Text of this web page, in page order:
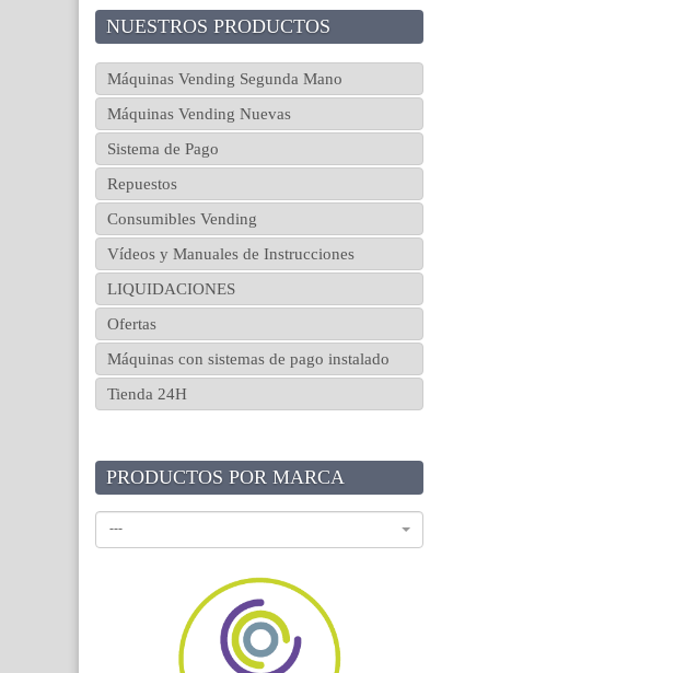
NUESTROS PRODUCTOS
Máquinas Vending Segunda Mano
Máquinas Vending Nuevas
Sistema de Pago
Repuestos
Consumibles Vending
Vídeos y Manuales de Instrucciones
LIQUIDACIONES
Ofertas
Máquinas con sistemas de pago instalado
Tienda 24H
PRODUCTOS POR MARCA
---